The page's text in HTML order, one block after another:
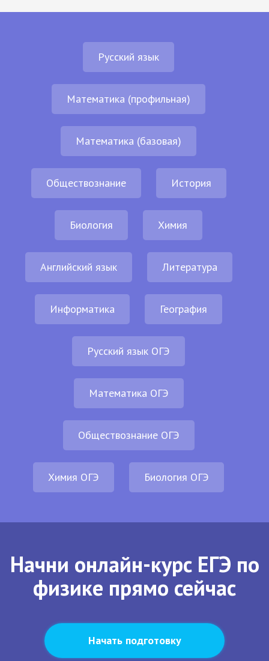
Русский язык
Математика (профильная)
Математика (базовая)
Обществознание История
Биология Химия
Английский язык Литература
Информатика География
Русский язык ОГЭ
Математика ОГЭ
Обществознание ОГЭ
Химия ОГЭ Биология ОГЭ
Начни онлайн-курс ЕГЭ по
физике прямо сейчас
Начать подготовку